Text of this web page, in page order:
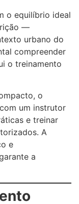
o equilíbrio ideal
—
urbano do
compreender
o treinamento
o
um instrutor
e treinar
A
e
a